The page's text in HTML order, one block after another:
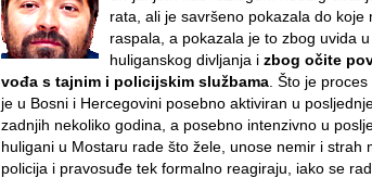
rata, ali je savršeno pokazala do koje
raspala, a pokazala je to zbog uvida
huliganskog divljanja i zbog očite
vođa s tajnim i policijskim službama . Što je
je u Bosni i Hercegovini posebno aktiviran u
zadnjih nekoliko godina, a posebno intenzivno u
huligani u Mostaru rade što žele, unose nemir i strah
policija i pravosuđe tek formalno reagiraju, iako se